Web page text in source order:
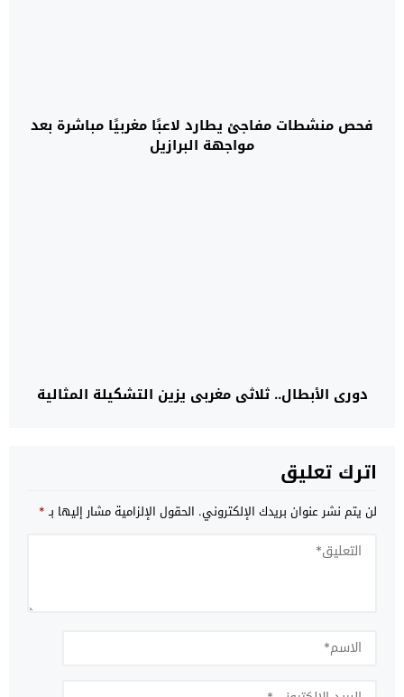
فحص منشطات مفاجئ يطارد لاعبًا مغربيًا مباشرة بعد
مواجهة البرازيل
دوري الأبطال.. ثلاثي مغربي يزين التشكيلة المثالية
اترك تعليق
لن يتم نشر عنوان بريدك الإلكتروني. الحقول الإلزامية مشار إليها بـ*